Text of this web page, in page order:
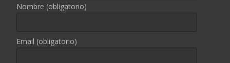
Nombre (obligatorio)
Email (obligatorio)